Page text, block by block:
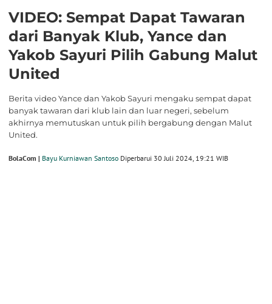
VIDEO: Sempat Dapat Tawaran
dari Banyak Klub, Yance dan
Yakob Sayuri Pilih Gabung Malut
United
Berita video Yance dan Yakob Sayuri mengaku sempat dapat
banyak tawaran dari klub lain dan luar negeri, sebelum
akhirnya memutuskan untuk pilih bergabung dengan Malut
United.
BolaCom | Bayu Kurniawan Santoso Diperbarui 30 Juli 2024, 19:21 WIB